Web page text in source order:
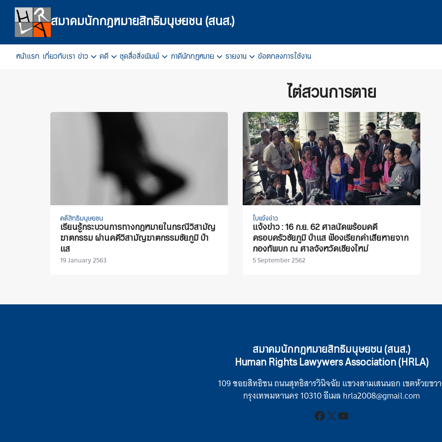
Skip
content
สมาคมนักกฎหมายสิทธิมนุษยชน (สนส.)
หน้าแรก เกี่ยวกับเรา ข่าว คดี ชุดสื่อสิ่งพิมพ์ ภาคีนักกฎหมาย รายงาน ข้อตกลงการใช้งาน
ไต่สวนการตาย
คดีสิทธิมนุษยชน
เรียนรู้กระบวนการทางกฎหมายในกรณีวิสามัญ
ฆาตกรรม ผ่านคดีวิสามัญฆาตกรรมชัยภูมิ ป่า
แส
19 January 2563
ใบแจ้งข่าว
แจ้งข่าว : 16 ก.ย. 62 ศาลนัดพร้อมคดี
ครอบครัวชัยภูมิ ป่าแส ฟ้องเรียกค่าเสียหายจาก
กองทัพบก ณ ศาลจังหวัดเชียงใหม่
5 September 2562
สมาคมนักกฎหมายสิทธิมนุษยชน (สนส.)
Human Rights Lawywers Association (HRLA)
109 ซอยสิทธิชน ถนนสุทธิสารวินิจฉัย แขวงสามเสนนอก เขตห้วยขว
กรุงเทพมหานคร 10310 อีเมล hrla2008@gmail.com
Facebook
X YouTube